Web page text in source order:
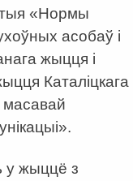
«Нормы
асобаў і
жыцця і
Каталіцкага
масавай
у жыццё з